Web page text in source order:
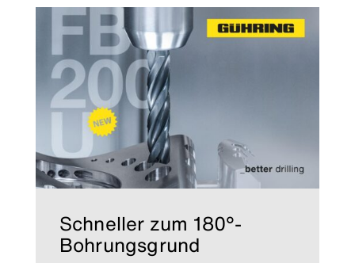
Schneller zum 180°-
Bohrungsgrund